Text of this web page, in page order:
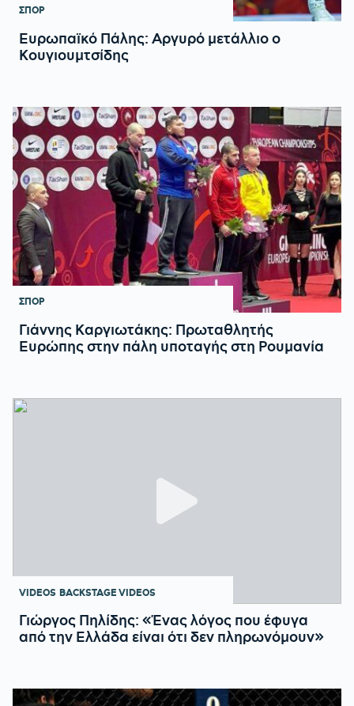
ΣΠΟΡ
Ευρωπαϊκό Πάλης: Αργυρό μετάλλιο ο
Κουγιουμτσίδης
ΣΠΟΡ
Γιάννης Καργιωτάκης: Πρωταθλητής
Ευρώπης στην πάλη υποταγής στη Ρουμανία
VIDEOS BACKSTAGE VIDEOS
Γιώργος Πηλίδης: «Ένας λόγος που έφυγα
από την Ελλάδα είναι ότι δεν πληρωνόμουν»